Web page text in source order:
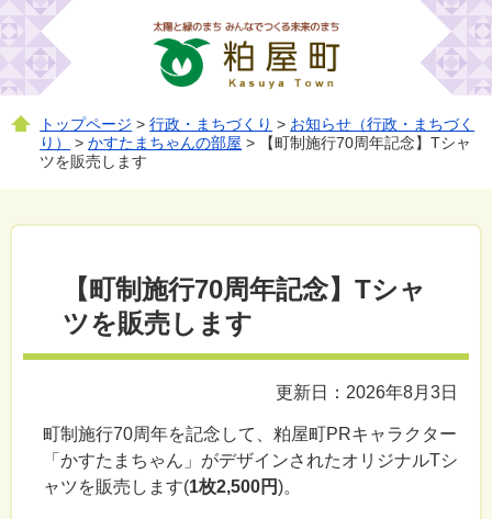
トップページ >行政・まちづくり > お知らせ（行政・まちづく
り）
>かすたまちゃんの部屋 > 【町制施行70周年記念】Tシャ
ツを販売します
【町制施行70周年記念】Tシャ
ツを販売します
更新日：2026年8月3日
町制施行70周年を記念して、粕屋町PRキャラクター
「かすたまちゃん」がデザインされたオリジナルTシ
ャツを販売します(1枚2,500円)。